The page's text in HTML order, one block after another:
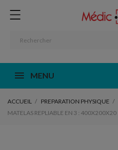
MENU
ACCUEIL PREPARATION PHYSIQUE
MATELAS REPLIABLE EN 3 : 400X200X20